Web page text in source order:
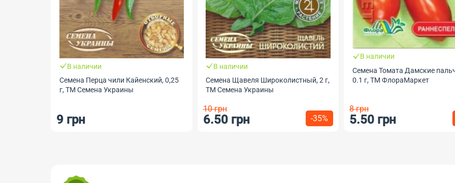
В наличии
Семена Перца чили Кайенский, 0,25
г, ТМ Семена Украины
9 грн
В наличии
Семена Щавеля Широколистный, 2 г,
ТМ Семена Украины
10 грн
6.50 грн -35%
В наличии
Семена Томата Дамские
0.1 г, ТМ ФлораМаркет
8 грн
5.50 грн